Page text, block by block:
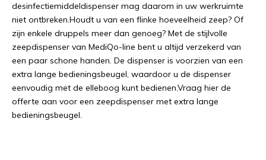
desinfectiemiddeldispenser mag daarom in uw werkruimte
niet ontbreken.Houdt u van een flinke hoeveelheid zeep? Of
zijn enkele druppels meer dan genoeg? Met de stijlvolle
zeepdispenser van MediQo-line bent u altijd verzekerd van
een paar schone handen. De dispenser is voorzien van een
extra lange bedieningsbeugel, waardoor u de dispenser
eenvoudig met de elleboog kunt bedienen.Vraag hier de
offerte aan voor een zeepdispenser met extra lange
bedieningsbeugel.